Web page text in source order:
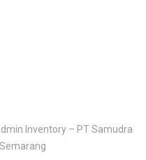
Inventory – PT Samudra